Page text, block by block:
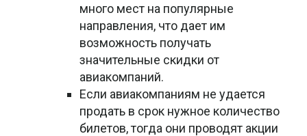
много мест на популярные
направления, что дает им
возможность получать
значительные скидки от
авиакомпаний.
Если авиакомпаниям не удается
продать в срок нужное количество
билетов, тогда они проводят акции